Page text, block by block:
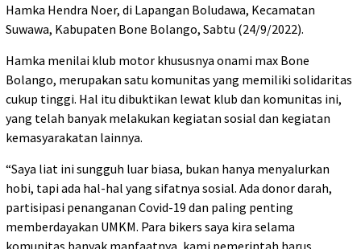
Hamka Hendra Noer, di Lapangan Boludawa, Kecamatan
Suwawa, Kabupaten Bone Bolango, Sabtu (24/9/2022).
Hamka menilai klub motor khususnya onami max Bone
Bolango, merupakan satu komunitas yang memiliki solidaritas
cukup tinggi. Hal itu dibuktikan lewat klub dan komunitas ini,
yang telah banyak melakukan kegiatan sosial dan kegiatan
kemasyarakatan lainnya.
“Saya liat ini sungguh luar biasa, bukan hanya menyalurkan
hobi, tapi ada hal-hal yang sifatnya sosial. Ada donor darah,
partisipasi penanganan Covid-19 dan paling penting
memberdayakan UMKM. Para bikers saya kira selama
komunitas banyak manfaatnya, kami pemerintah harus